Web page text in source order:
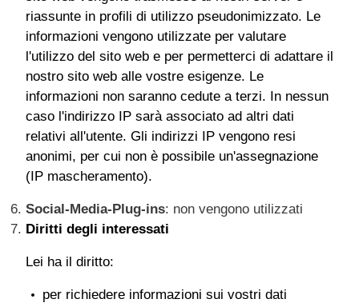
riassunte in profili di utilizzo pseudonimizzato. Le
informazioni vengono utilizzate per valutare
l'utilizzo del sito web e per permetterci di adattare il
nostro sito web alle vostre esigenze. Le
informazioni non saranno cedute a terzi. In nessun
caso l'indirizzo IP sarà associato ad altri dati
relativi all'utente. Gli indirizzi IP vengono resi
anonimi, per cui non è possibile un'assegnazione
(IP mascheramento).
Social-Media-Plug-ins: non vengono utilizzati
Diritti degli interessati
Lei ha il diritto:
per richiedere informazioni sui vostri dati